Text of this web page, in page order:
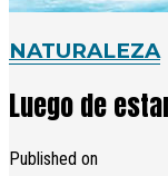
NATURALEZA
Luego de
Published on